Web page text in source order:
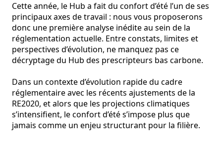
Cette année, le Hub a fait du confort d’été l’un de ses
principaux axes de travail : nous vous proposerons
donc une première analyse inédite au sein de la
réglementation actuelle. Entre constats, limites et
perspectives d’évolution, ne manquez pas ce
décryptage du Hub des prescripteurs bas carbone.
Dans un contexte d’évolution rapide du cadre
réglementaire avec les récents ajustements de la
RE2020, et alors que les projections climatiques
s’intensifient, le confort d’été s’impose plus que
jamais comme un enjeu structurant pour la filière.